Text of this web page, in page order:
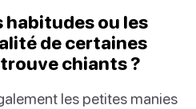
habitudes ou les
de certaines
chiants ?
les petites manies